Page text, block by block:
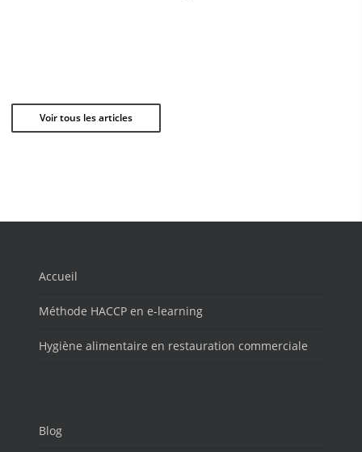
Voir tous les articles
Accueil
Méthode HACCP en e-learning
Hygiène alimentaire en restauration commerciale
Blog